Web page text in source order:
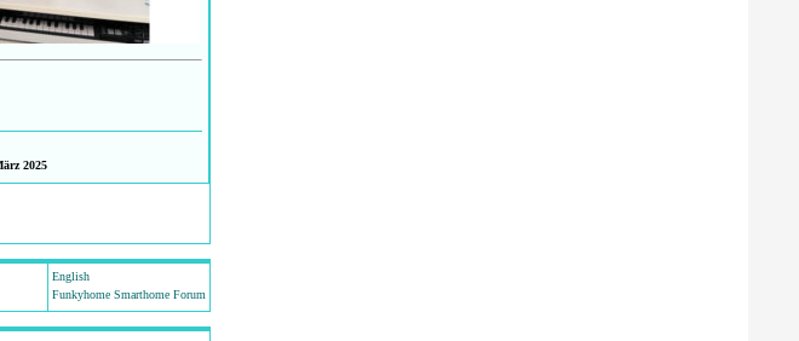
2025
English
Funkyhome Smarthome Forum